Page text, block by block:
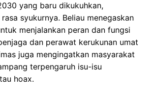
yang baru dikukuhkan,
syukurnya. Beliau menegaskan
menjalankan peran dan fungsi
dan perawat kerukunan umat
juga mengingatkan masyarakat
terpengaruh isu-isu
hoax.